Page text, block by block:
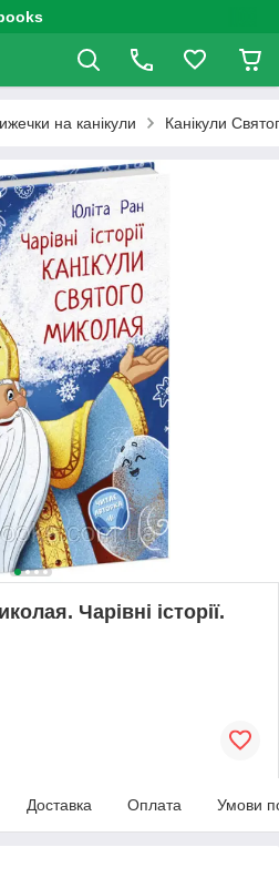
на канікули Канікули
Чарівні історії.
Доставка Оплата Умови